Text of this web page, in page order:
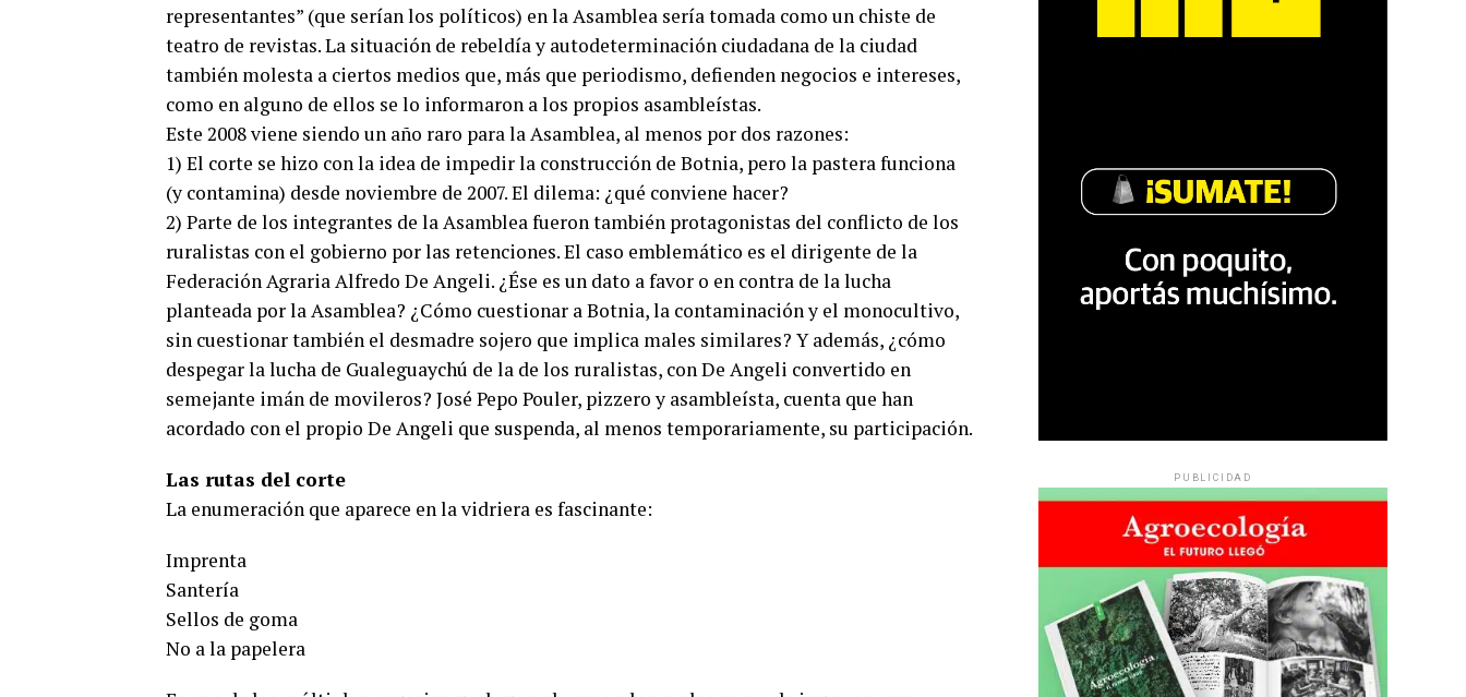
representantes” (que serían los políticos) en la Asamblea sería tomada como un chiste de
teatro de revistas. La situación de rebeldía y autodeterminación ciudadana de la ciudad
también molesta a ciertos medios que, más que periodismo, defienden negocios e intereses,
como en alguno de ellos se lo informaron a los propios asambleístas.
Este 2008 viene siendo un año raro para la Asamblea, al menos por dos razones:
1) El corte se hizo con la idea de impedir la construcción de Botnia, pero la pastera funciona
(y contamina) desde noviembre de 2007. El dilema: ¿qué conviene hacer?
2) Parte de los integrantes de la Asamblea fueron también protagonistas del conflicto de los
ruralistas con el gobierno por las retenciones. El caso emblemático es el dirigente de la
Federación Agraria Alfredo De Angeli. ¿Ése es un dato a favor o en contra de la lucha
planteada por la Asamblea? ¿Cómo cuestionar a Botnia, la contaminación y el monocultivo,
sin cuestionar también el desmadre sojero que implica males similares? Y además, ¿cómo
despegar la lucha de Gualeguaychú de la de los ruralistas, con De Angeli convertido en
semejante imán de movileros? José Pepo Pouler, pizzero y asambleísta, cuenta que han
acordado con el propio De Angeli que suspenda, al menos temporariamente, su participación.
Las rutas del corte
La enumeración que aparece en la vidriera es fascinante:
Imprenta
Santería
Sellos de goma
No a la papelera
PUBLICIDAD